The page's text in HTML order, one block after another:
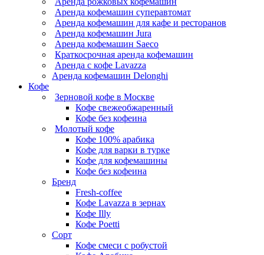
Аренда кофемашин суперавтомат
Аренда кофемашин для кафе и ресторанов
Аренда кофемашин Jura
Аренда кофемашин Saeco
Краткосрочная аренда кофемашин
Аренда с кофе Lavazza
Аренда кофемашин Delonghi
Кофе
Зерновой кофе в Москве
Кофе свежеобжаренный
Кофе без кофеина
Молотый кофе
Кофе 100% арабика
Кофе для варки в турке
Кофе для кофемашины
Кофе без кофеина
Бренд
Fresh-coffee
Кофе Lavazza в зернах
Кофе Illy
Кофе Poetti
Сорт
Кофе смеси с робустой